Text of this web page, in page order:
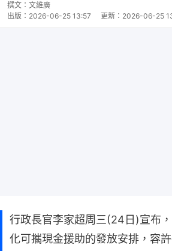
撰文： 文維廣
出版： 2026-06-25 13:57 更新： 2026-06-25
行政長官李家超周三(24日)宣布
化可攜現金援助的發放安排，容